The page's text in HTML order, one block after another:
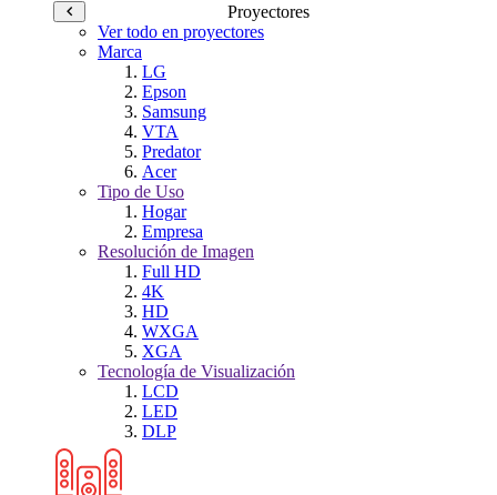
Proyectores
Ver todo en proyectores
Marca
LG
Epson
Samsung
VTA
Predator
Acer
Tipo de Uso
Hogar
Empresa
Resolución de Imagen
Full HD
4K
HD
WXGA
XGA
Tecnología de Visualización
LCD
LED
DLP